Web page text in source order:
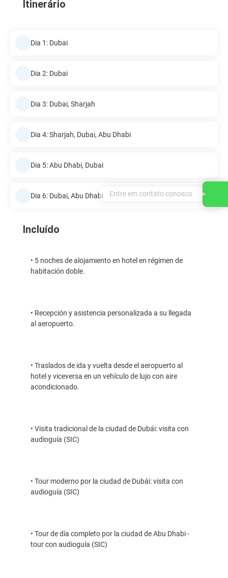
Itinerário
Dia 1: Dubai
Dia 2: Dubai
Dia 3: Dubai, Sharjah
Dia 4: Sharjah, Dubai, Abu Dhabi
Dia 5: Abu Dhabi, Dubai
Dia 6: Dubai, Abu Dhabi
Incluído
• 5 noches de alojamiento en hotel en régimen de
habitación doble.
• Recepción y asistencia personalizada a su llegada
al aeropuerto.
• Traslados de ida y vuelta desde el aeropuerto al
hotel y viceversa en un vehículo de lujo con aire
acondicionado.
• Visita tradicional de la ciudad de Dubái: visita con
audioguía (SIC)
• Tour moderno por la ciudad de Dubái: visita con
audioguía (SIC)
• Tour de día completo por la ciudad de Abu Dhabi -
tour con audioguía (SIC)
Entre em contato conosco